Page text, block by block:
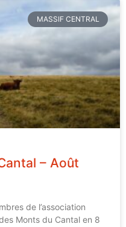
MASSIF CENTRAL
– Août
de l’association
Monts du Cantal en 8